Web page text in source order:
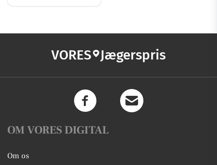
VORES Jægerspris
OM VORES DIGITAL
Om os